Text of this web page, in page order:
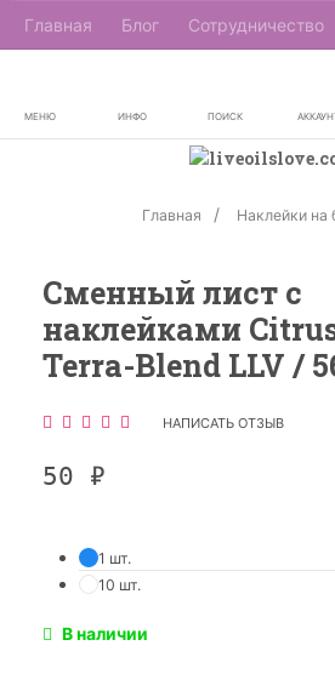
Главная Блог Сотрудничество
МЕНЮ ИНФО ПОИСК
Главная Наклейки на
Сменный лист с
наклейками
Terra-Blend LLV /
НАПИСАТЬ ОТЗЫВ
50 ₽
1 шт.
10 шт.
В наличии